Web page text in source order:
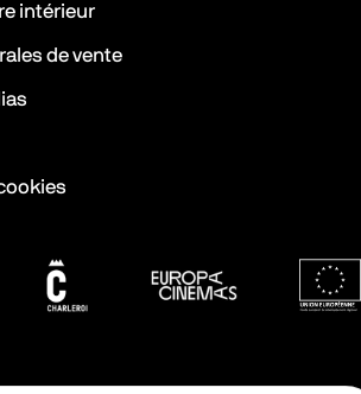
intérieur
de vente
Wallonie-Bruxelles
Ville de CharleroiEuropa Cinemas